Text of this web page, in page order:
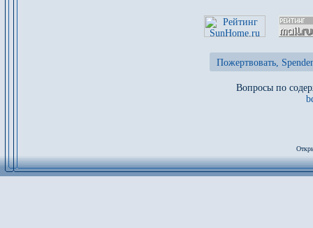
Пожертвовать,
Вопросы по